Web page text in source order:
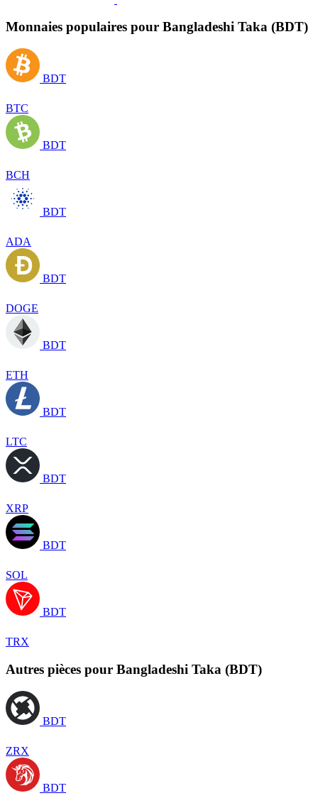
Monnaies populaires pour Bangladeshi Taka (BDT)
BDT
BTC
BDT
BCH
BDT
ADA
BDT
DOGE
BDT
ETH
BDT
LTC
BDT
XRP
BDT
SOL
BDT
TRX
Autres pièces pour Bangladeshi Taka (BDT)
BDT
ZRX
BDT